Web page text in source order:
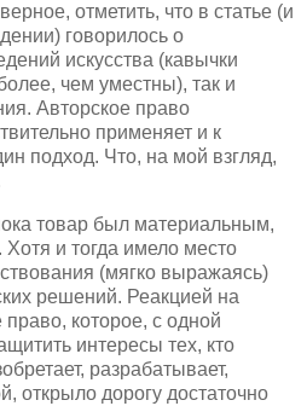
отметить, что в статье (и
говорилось о
искусства (кавычки
чем уместны), так и
Авторское право
применяет и к
подход. Что, на мой взгляд,
товар был материальным,
и тогда имело место
(мягко выражаясь)
решений. Реакцией на
право, которое, с одной
интересы тех, кто
разрабатывает,
открыло дорогу достаточно